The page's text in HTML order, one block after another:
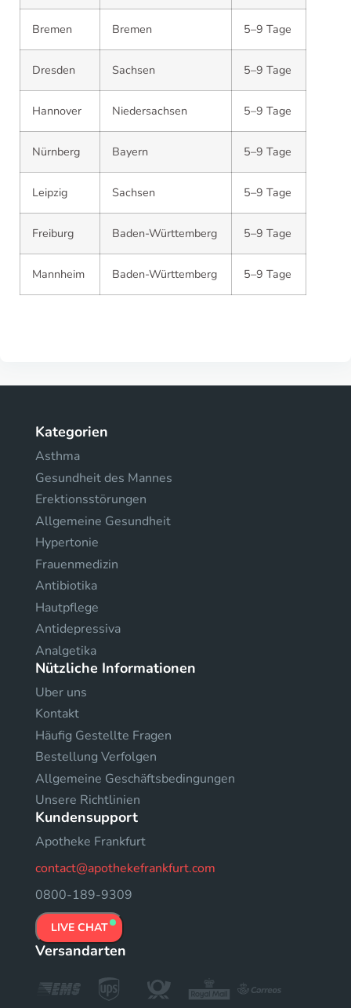
Bremen Bremen 5–9 Tage
Dresden Sachsen 5–9 Tage
Hannover Niedersachsen 5–9 Tage
Nürnberg Bayern 5–9 Tage
Leipzig Sachsen 5–9 Tage
Freiburg Baden-Württemberg 5–9 Tage
Mannheim Baden-Württemberg 5–9 Tage
Kategorien
Asthma
Gesundheit des Mannes
Erektionsstörungen
Allgemeine Gesundheit
Hypertonie
Frauenmedizin
Antibiotika
Hautpflege
Antidepressiva
Analgetika
Nützliche Informationen
Uber uns
Kontakt
Häufig Gestellte Fragen
Bestellung Verfolgen
Allgemeine Geschäftsbedingungen
Unsere Richtlinien
Kundensupport
Apotheke Frankfurt
contact@apothekefrankfurt.com
0800-189-9309
LIVE CHAT
Versandarten